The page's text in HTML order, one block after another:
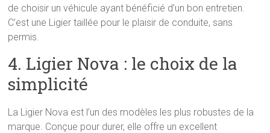
de choisir un véhicule ayant bénéficié d’un bon entretien.
C’est une Ligier taillée pour le plaisir de conduite, sans
permis.
4. Ligier Nova : le choix de la
simplicité
La Ligier Nova est l’un des modèles les plus robustes de la
marque. Conçue pour durer, elle offre un excellent